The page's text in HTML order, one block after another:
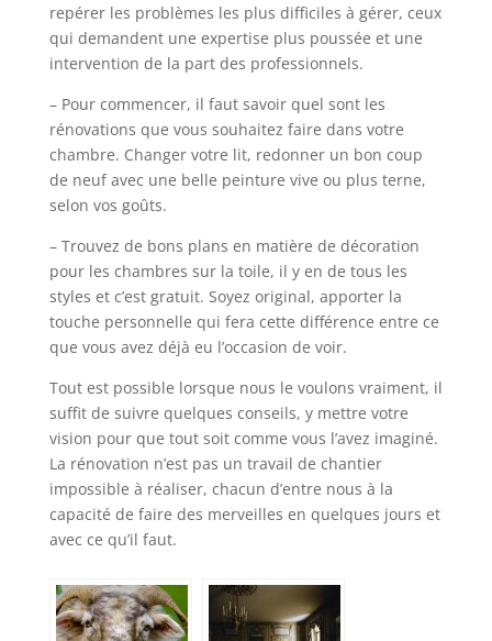
repérer les problèmes les plus difficiles à gérer, ceux
qui demandent une expertise plus poussée et une
intervention de la part des professionnels.
– Pour commencer, il faut savoir quel sont les
rénovations que vous souhaitez faire dans votre
chambre. Changer votre lit, redonner un bon coup
de neuf avec une belle peinture vive ou plus terne,
selon vos goûts.
– Trouvez de bons plans en matière de décoration
pour les chambres sur la toile, il y en de tous les
styles et c’est gratuit. Soyez original, apporter la
touche personnelle qui fera cette différence entre ce
que vous avez déjà eu l’occasion de voir.
Tout est possible lorsque nous le voulons vraiment, il
suffit de suivre quelques conseils, y mettre votre
vision pour que tout soit comme vous l’avez imaginé.
La rénovation n’est pas un travail de chantier
impossible à réaliser, chacun d’entre nous à la
capacité de faire des merveilles en quelques jours et
avec ce qu’il faut.